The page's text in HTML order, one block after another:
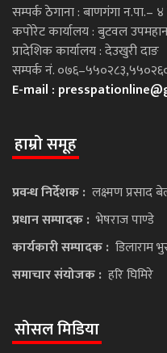
सम्पर्क ठेगाना : बाणगंगा न.पा.–
कपोरेट कार्यालय : बुटवल
प्रादेशिक कार्यालय : देउखुरी दाङ
सम्पर्क नं.
E-mail :
हाम्रो समूह
प्रवन्ध निर्देशक : लक्ष्मण प्रसाद
प्रधान सम्पादक : भेषराज पाण्डे
कार्यकारी सम्पादक : डिलाराम
समाचार संयोजक : हरि घिमिरे
सोसल मिडिया